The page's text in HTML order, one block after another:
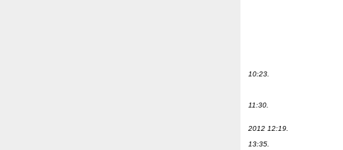
10:23.
11:30.
2012 12:19.
13:35.